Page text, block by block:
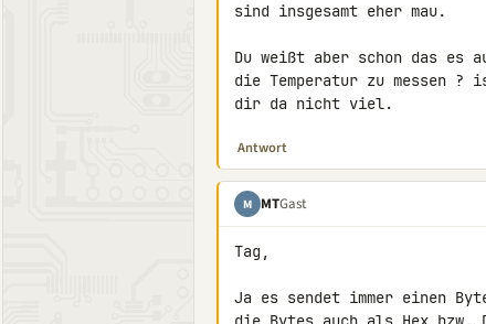
sind insgesamt eher mau.
Du weißt aber schon das es
die Temperatur zu messen ?
dir da nicht viel.
Antwort
M MTGast
Tag,
Ja es sendet immer einen